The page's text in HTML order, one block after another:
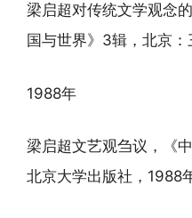
梁启超对传统文学观念
国与世界》3辑，北京
1988年
梁启超文艺观刍议，《
北京大学出版社，1988